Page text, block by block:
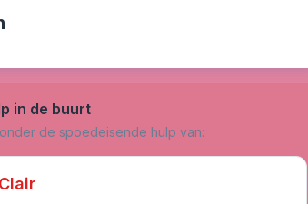
in de buurt
de spoedeisende hulp van: